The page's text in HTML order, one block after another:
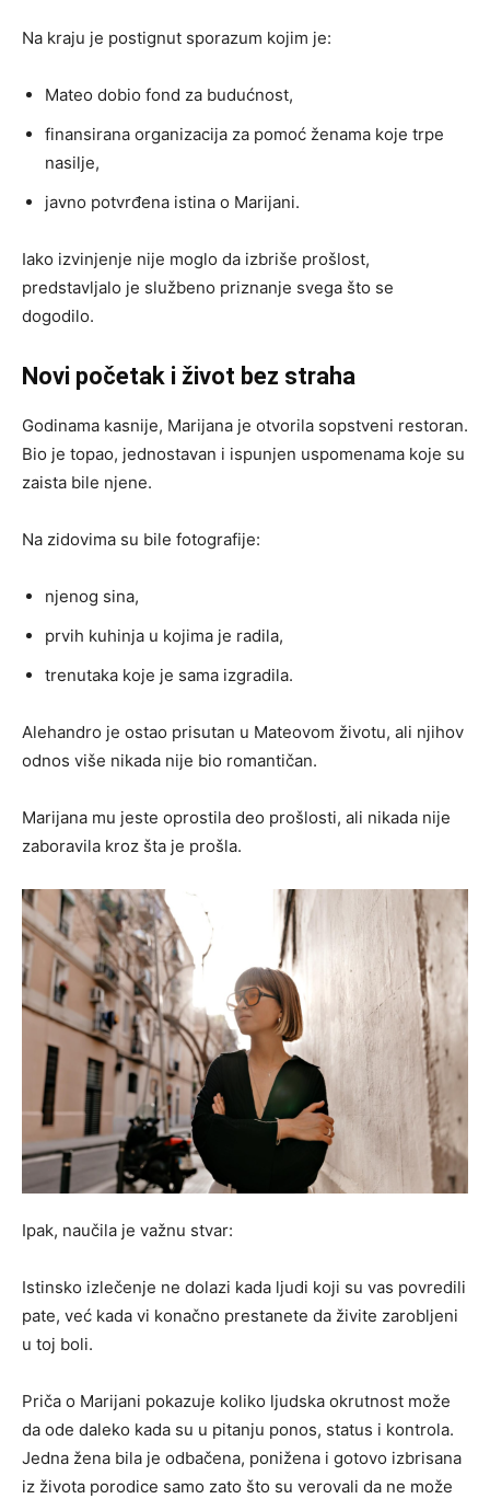
Na kraju je postignut sporazum kojim je:
Mateo dobio fond za budućnost,
finansirana organizacija za pomoć ženama koje trpe
nasilje,
javno potvrđena istina o Marijani.
Iako izvinjenje nije moglo da izbriše prošlost,
predstavljalo je službeno priznanje svega što se
dogodilo.
Novi početak i život bez straha
Godinama kasnije, Marijana je otvorila sopstveni restoran.
Bio je topao, jednostavan i ispunjen uspomenama koje su
zaista bile njene.
Na zidovima su bile fotografije:
njenog sina,
prvih kuhinja u kojima je radila,
trenutaka koje je sama izgradila.
Alehandro je ostao prisutan u Mateovom životu, ali njihov
odnos više nikada nije bio romantičan.
Marijana mu jeste oprostila deo prošlosti, ali nikada nije
zaboravila kroz šta je prošla.
Ipak, naučila je važnu stvar:
Istinsko izlečenje ne dolazi kada ljudi koji su vas povredili
pate, već kada vi konačno prestanete da živite zarobljeni
u toj boli.
Priča o Marijani pokazuje koliko ljudska okrutnost može
da ode daleko kada su u pitanju ponos, status i kontrola.
Jedna žena bila je odbačena, ponižena i gotovo izbrisana
iz života porodice samo zato što su verovali da ne može